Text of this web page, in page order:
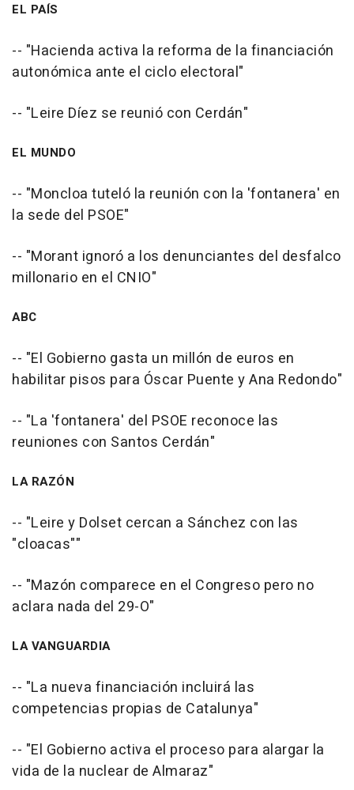
EL PAÍS
-- "Hacienda activa la reforma de la financiación
autonómica ante el ciclo electoral"
-- "Leire Díez se reunió con Cerdán"
EL MUNDO
-- "Moncloa tuteló la reunión con la 'fontanera' en
la sede del PSOE"
-- "Morant ignoró a los denunciantes del desfalco
millonario en el CNIO"
ABC
-- "El Gobierno gasta un millón de euros en
habilitar pisos para Óscar Puente y Ana Redondo"
-- "La 'fontanera' del PSOE reconoce las
reuniones con Santos Cerdán"
LA RAZÓN
-- "Leire y Dolset cercan a Sánchez con las
"cloacas""
-- "Mazón comparece en el Congreso pero no
aclara nada del 29-O"
LA VANGUARDIA
-- "La nueva financiación incluirá las
competencias propias de Catalunya"
-- "El Gobierno activa el proceso para alargar la
vida de la nuclear de Almaraz"